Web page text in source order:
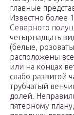
главные
Известно более
Северного
четырнадцать
(белые,
расположены
или на концах
слабо развитой
трубчатый
долей.
пятерному